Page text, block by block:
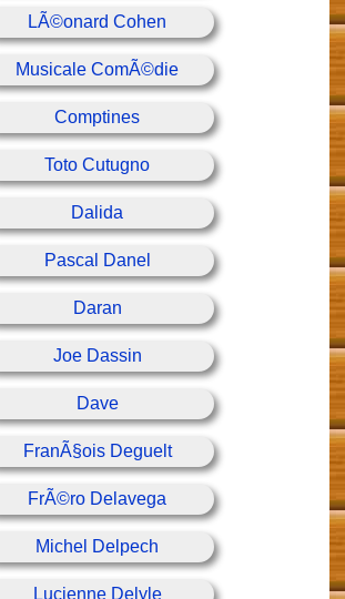
LÃ©onard Cohen
Musicale ComÃ©die
Comptines
Toto Cutugno
Dalida
Pascal Danel
Daran
Joe Dassin
Dave
FranÃ§ois Deguelt
FrÃ©ro Delavega
Michel Delpech
Lucienne Delyle